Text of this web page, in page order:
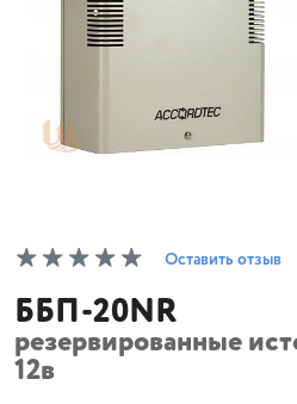
Оставить отзыв
ББП-20NR
резервированные
12в